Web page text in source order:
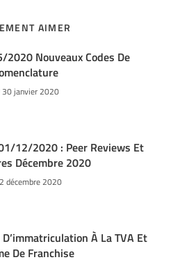
AIMER
2020 Nouveaux Codes De
30 janvier 2020
12/2020 : Peer Reviews Et
Décembre 2020
2 décembre 2020
D’immatriculation À La TVA Et
De Franchise